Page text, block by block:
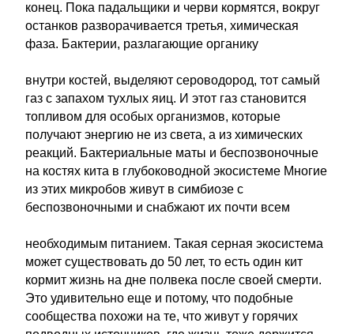
конец. Пока падальщики и черви кормятся, вокруг
останков разворачивается третья, химическая
фаза. Бактерии, разлагающие органику
внутри костей, выделяют сероводород, тот самый
газ с запахом тухлых яиц. И этот газ становится
топливом для особых организмов, которые
получают энергию не из света, а из химических
реакций. Бактериальные маты и беспозвоночные
на костях кита в глубоководной экосистеме Многие
из этих микробов живут в симбиозе с
беспозвоночными и снабжают их почти всем
необходимым питанием. Такая серная экосистема
может существовать до 50 лет, то есть один кит
кормит жизнь на дне полвека после своей смерти.
Это удивительно еще и потому, что подобные
сообщества похожи на те, что живут у горячих